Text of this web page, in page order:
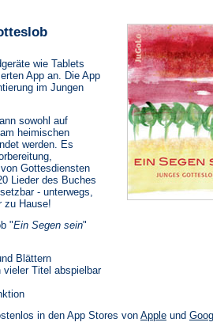
wie Tablets
App an. Die App
im Jungen
sowohl auf
heimischen
werden. Es
Gottesdiensten
Lieder des Buches
- unterwegs,
zu Hause!
"Ein Segen sein"
Blättern
vieler Titel abspielbar
in den App Stores von Apple(Öffnet
und